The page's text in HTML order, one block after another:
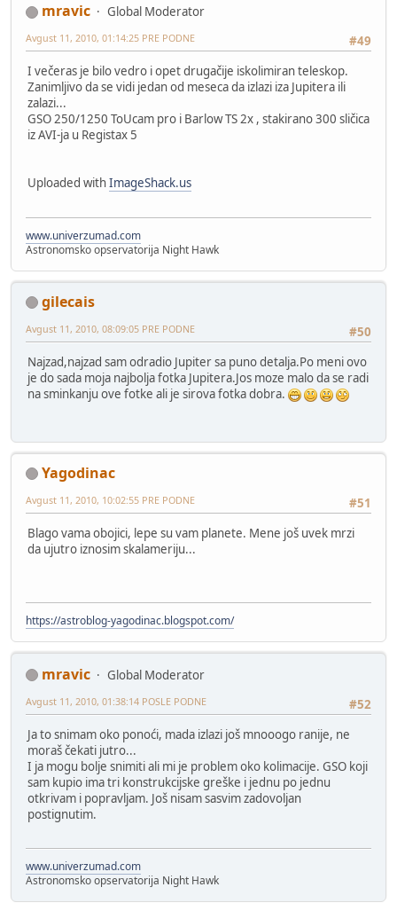
mravic
Global Moderator
#49
Avgust 11, 2010, 01:14:25 PRE PODNE
I večeras je bilo vedro i opet drugačije iskolimiran teleskop.
Zanimljivo da se vidi jedan od meseca da izlazi iza Jupitera ili
zalazi...
GSO 250/1250 ToUcam pro i Barlow TS 2x , stakirano 300 sličica
iz AVI-ja u Registax 5
Uploaded withImageShack.us
www.univerzumad.com
Astronomsko opservatorija Night Hawk
gilecais
#50
Avgust 11, 2010, 08:09:05 PRE PODNE
Najzad,najzad sam odradio Jupiter sa puno detalja.Po meni ovo
je do sada moja najbolja fotka Jupitera.Jos moze malo da se radi
na sminkanju ove fotke ali je sirova fotka dobra.
Yagodinac
#51
Avgust 11, 2010, 10:02:55 PRE PODNE
Blago vama obojici, lepe su vam planete. Mene još uvek mrzi
da ujutro iznosim skalameriju...
https://astroblog-yagodinac.blogspot.com/
mravic
Global Moderator
#52
Avgust 11, 2010, 01:38:14 POSLE PODNE
Ja to snimam oko ponoći, mada izlazi još mnooogo ranije, ne
moraš čekati jutro...
I ja mogu bolje snimiti ali mi je problem oko kolimacije. GSO koji
sam kupio ima tri konstrukcijske greške i jednu po jednu
otkrivam i popravljam. Još nisam sasvim zadovoljan
postignutim.
www.univerzumad.com
Astronomsko opservatorija Night Hawk